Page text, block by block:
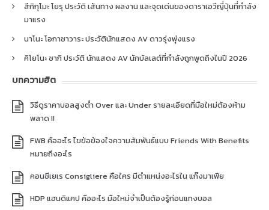
สึกิกุโมะ โยรุ ประวัติ เส้นทาง ผลงาน และจุดเด่นของดาราเอวีญี่ปุ่นที่กำลัง
มาแรง
นาโนะ โอกาซาวาระ ประวัตินักแสดง AV ดาวรุ่งพุ่งแรง
คิโยโนะ ซากิ ประวัติ นักแสดง AV นักบัลเลต์ที่กำลังถูกพูดถึงในปี 2026
บทความฮิต
วิธีดูราคาบอลสูงต่ำ Over และ Under รายละเอียดที่มือใหม่ต้องห้าม
พลาด !!
FWB คืออะไร ไขข้อข้องใจความสัมพันธ์แบบ Friends With Benefits
หมายถึงอะไร
คอนซีเยเร Consigliere คือใคร มีตำแหน่งอะไรใน แก๊งมาเฟีย
HDP แฮนดิแคป คืออะไร มือใหม่จำเป็นต้องรู้ก่อนแทงบอล